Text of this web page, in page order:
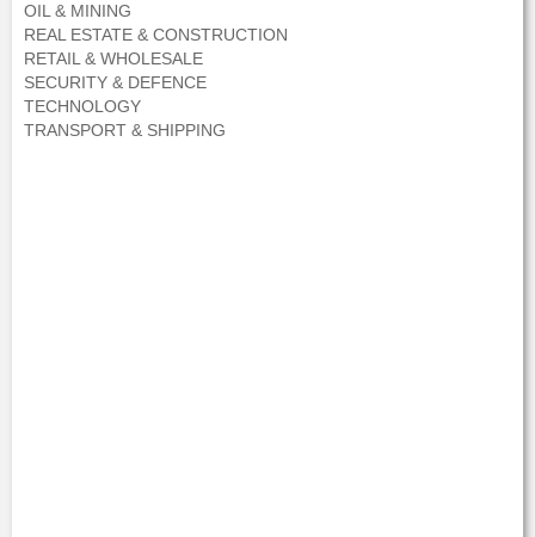
OIL & MINING
REAL ESTATE & CONSTRUCTION
RETAIL & WHOLESALE
SECURITY & DEFENCE
TECHNOLOGY
TRANSPORT & SHIPPING